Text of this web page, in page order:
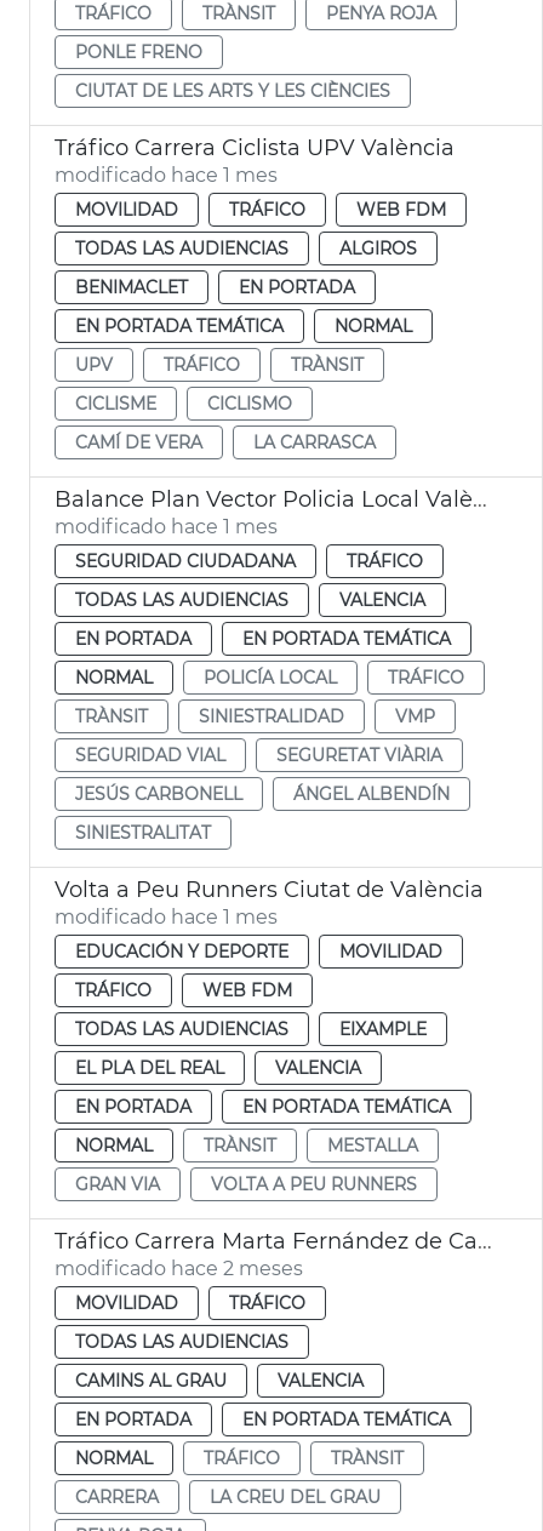
TRÁFICO
TRÀNSIT
PENYA ROJA
PONLE FRENO
CIUTAT DE LES ARTS Y LES CIÈNCIES
Tráfico Carrera Ciclista UPV València
modificado hace 1 mes
MOVILIDAD TRÁFICO
WEB FDM
TODAS LAS AUDIENCIAS
ALGIROS
BENIMACLET
EN PORTADA
EN PORTADA TEMÁTICA
NORMAL
UPV
TRÁFICO
TRÀNSIT
CICLISME
CICLISMO
CAMÍ DE VERA
LA CARRASCA
Balance Plan Vector Policia Local València
modificado hace 1 mes
SEGURIDAD CIUDADANA
TRÁFICO
TODAS LAS AUDIENCIAS
VALENCIA
EN PORTADA
EN PORTADA TEMÁTICA
NORMAL
POLICÍA LOCAL
TRÁFICO
TRÀNSIT
SINIESTRALIDAD
VMP
SEGURIDAD VIAL
SEGURETAT VIÀRIA
JESÚS CARBONELL
ÁNGEL ALBENDÍN
SINIESTRALITAT
Volta a Peu Runners Ciutat de València
modificado hace 1 mes
EDUCACIÓN Y DEPORTE
MOVILIDAD
TRÁFICO
WEB FDM
TODAS LAS AUDIENCIAS
EIXAMPLE
EL PLA DEL REAL
VALENCIA
EN PORTADA
EN PORTADA TEMÁTICA
NORMAL
TRÀNSIT
MESTALLA
GRAN VIA
VOLTA A PEU RUNNERS
Tráfico Carrera Marta Fernández de Castro València
modificado hace 2 meses
MOVILIDAD
TRÁFICO
TODAS LAS AUDIENCIAS
CAMINS AL GRAU
VALENCIA
EN PORTADA
EN PORTADA TEMÁTICA
NORMAL
TRÁFICO
TRÀNSIT
CARRERA
LA CREU DEL GRAU